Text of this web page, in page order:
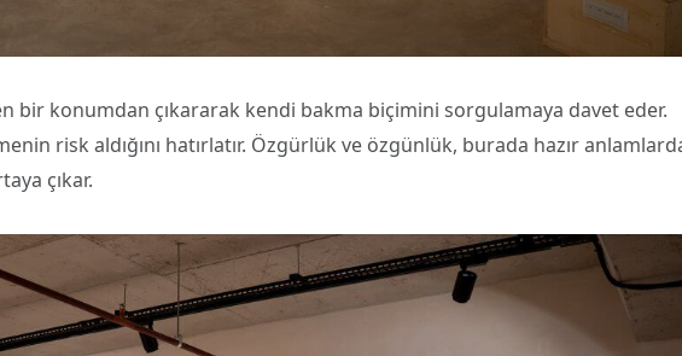
bir konumdan çıkararak kendi bakma biçimini sorgulamaya davet eder.
risk aldığını hatırlatır. Özgürlük ve özgünlük, burada hazır
çıkar.